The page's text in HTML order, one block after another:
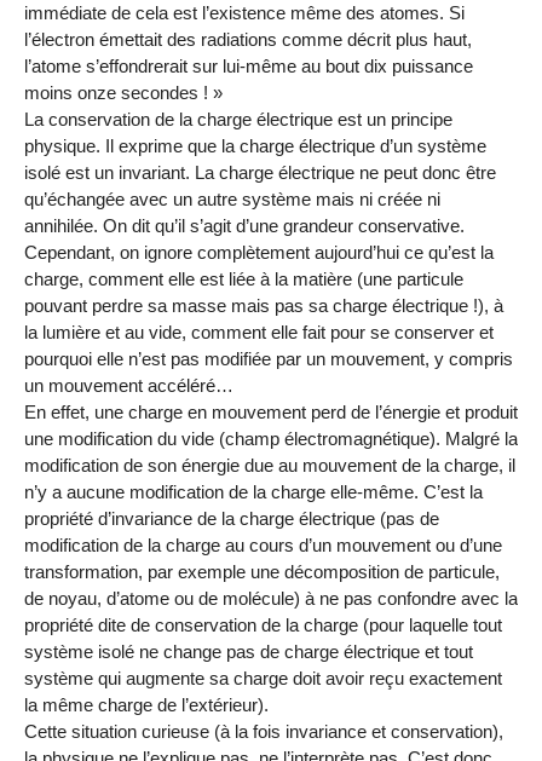
immédiate de cela est l’existence même des atomes. Si
l’électron émettait des radiations comme décrit plus haut,
l’atome s’effondrerait sur lui-même au bout dix puissance
moins onze secondes ! »
La conservation de la charge électrique est un principe
physique. Il exprime que la charge électrique d’un système
isolé est un invariant. La charge électrique ne peut donc être
qu’échangée avec un autre système mais ni créée ni
annihilée. On dit qu’il s’agit d’une grandeur conservative.
Cependant, on ignore complètement aujourd’hui ce qu’est la
charge, comment elle est liée à la matière (une particule
pouvant perdre sa masse mais pas sa charge électrique !), à
la lumière et au vide, comment elle fait pour se conserver et
pourquoi elle n’est pas modifiée par un mouvement, y compris
un mouvement accéléré…
En effet, une charge en mouvement perd de l’énergie et produit
une modification du vide (champ électromagnétique). Malgré la
modification de son énergie due au mouvement de la charge, il
n’y a aucune modification de la charge elle-même. C’est la
propriété d’invariance de la charge électrique (pas de
modification de la charge au cours d’un mouvement ou d’une
transformation, par exemple une décomposition de particule,
de noyau, d’atome ou de molécule) à ne pas confondre avec la
propriété dite de conservation de la charge (pour laquelle tout
système isolé ne change pas de charge électrique et tout
système qui augmente sa charge doit avoir reçu exactement
la même charge de l’extérieur).
Cette situation curieuse (à la fois invariance et conservation),